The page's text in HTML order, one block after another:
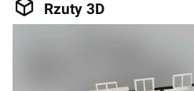
Rzuty 3D